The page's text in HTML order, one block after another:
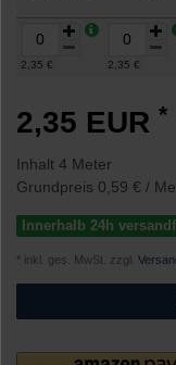
2,35 € 2,35 €
2,35 EUR *
Inhalt 4 Meter
Grundpreis 0,59 € /
Innerhalb 24h
* inkl. ges. MwSt. zzgl.